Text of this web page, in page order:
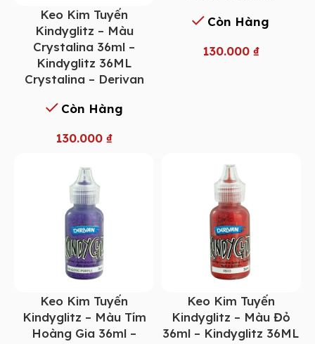
Keo Kim Tuyến
Kindyglitz – Màu
Crystalina 36ml –
Kindyglitz 36ML
Crystalina – Derivan
Còn Hàng
130.000 ₫
Còn Hàng
130.000 ₫
Keo Kim Tuyến
Kindyglitz – Màu Tím
Hoàng Gia 36ml –
Keo Kim Tuyến
Kindyglitz – Màu Đỏ
36ml – Kindyglitz 36ML